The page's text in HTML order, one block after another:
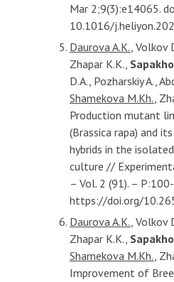
Mar 2;9(3):e14065.
10.1016/
Daurova A.K., Volkov
Zhapar K.K.,
D.A., Pozharskiy A.,
Shamekova M.Kh.,
Production mutant
(Brassica rapa) and
hybrids in the
culture //
– Vol. 2 (91). –
https://doi.org/
Daurova A.K., Volkov
Zhapar K.K.,
Shamekova M.Kh.,
Improvement of